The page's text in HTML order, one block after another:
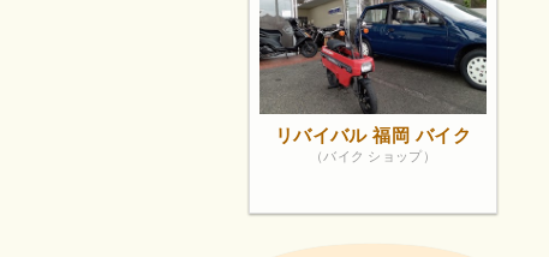
リバイバル 福岡 バイク
（バイク ショップ）